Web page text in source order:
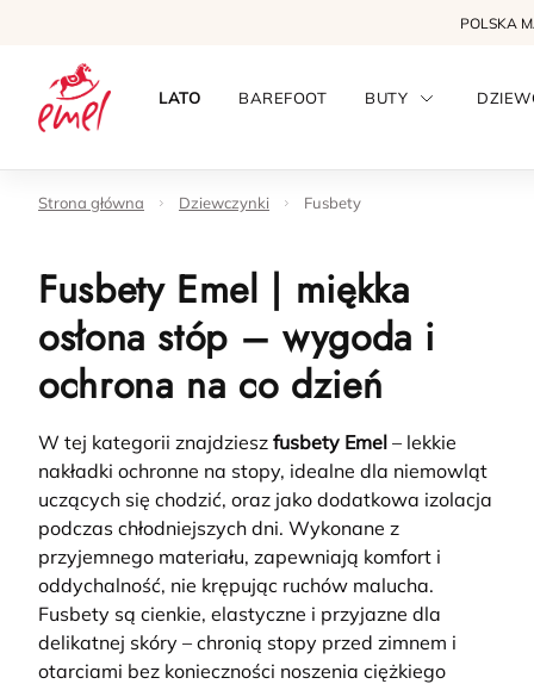
POLSKA
LATO BAREFOOT BUTY
Strona główna Dziewczynki Fusbety
Fusbety Emel | miękka
osłona stóp – wygoda i
ochrona na co dzień
W tej kategorii znajdziesz fusbety Emel – lekkie
nakładki ochronne na stopy, idealne dla niemowląt
uczących się chodzić, oraz jako dodatkowa izolacja
podczas chłodniejszych dni. Wykonane z
przyjemnego materiału, zapewniają komfort i
oddychalność, nie krępując ruchów malucha.
Fusbety są cienkie, elastyczne i przyjazne dla
delikatnej skóry – chronią stopy przed zimnem i
otarciami bez konieczności noszenia ciężkiego